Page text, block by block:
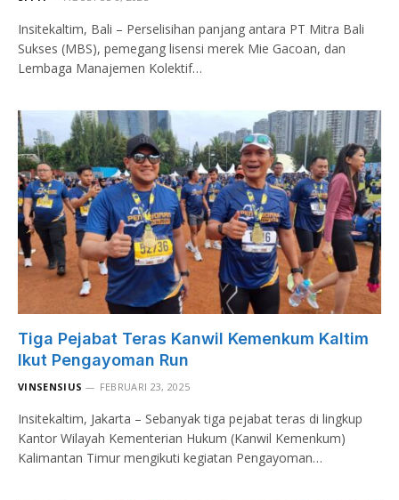
Insitekaltim, Bali – Perselisihan panjang antara PT Mitra Bali
Sukses (MBS), pemegang lisensi merek Mie Gacoan, dan
Lembaga Manajemen Kolektif…
Tiga Pejabat Teras Kanwil Kemenkum Kaltim
Ikut Pengayoman Run
VINSENSIUS FEBRUARI 23, 2025
Insitekaltim, Jakarta – Sebanyak tiga pejabat teras di lingkup
Kantor Wilayah Kementerian Hukum (Kanwil Kemenkum)
Kalimantan Timur mengikuti kegiatan Pengayoman…